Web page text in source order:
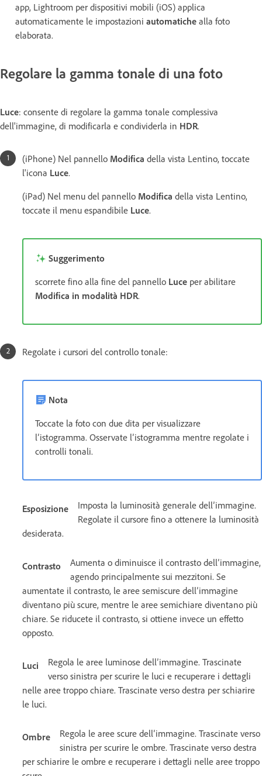
app, Lightroom per dispositivi mobili (iOS) applica
automaticamente le impostazioni automatiche alla foto
elaborata.
Regolare la gamma tonale di una foto
Luce: consente di regolare la gamma tonale complessiva
dell'immagine, di modificarla e condividerla in HDR.
(iPhone) Nel pannello Modifica della vista Lentino, toccate
l'icona Luce.
(iPad) Nel menu del pannello Modifica della vista Lentino,
toccate il menu espandibile Luce.
Suggerimento
scorrete fino alla fine del pannello Luce per abilitare
Modifica in modalità HDR.
Regolate i cursori del controllo tonale:
Nota
Toccate la foto con due dita per visualizzare
l’istogramma. Osservate l’istogramma mentre regolate i
controlli tonali.
Esposizione
Imposta la luminosità generale dell’immagine.
Regolate il cursore fino a ottenere la luminosità
desiderata.
Contrasto
Aumenta o diminuisce il contrasto dell’immagine,
agendo principalmente sui mezzitoni. Se
aumentate il contrasto, le aree semiscure dell’immagine
diventano più scure, mentre le aree semichiare diventano più
chiare. Se riducete il contrasto, si ottiene invece un effetto
opposto.
Luci
Regola le aree luminose dell’immagine. Trascinate
verso sinistra per scurire le luci e recuperare i dettagli
nelle aree troppo chiare. Trascinate verso destra per schiarire
le luci.
Ombre
Regola le aree scure dell’immagine. Trascinate verso
sinistra per scurire le ombre. Trascinate verso destra
per schiarire le ombre e recuperare i dettagli nelle aree troppo